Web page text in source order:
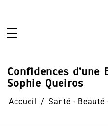
Confidences
Sophie Queiros
Accueil Santé - Beauté